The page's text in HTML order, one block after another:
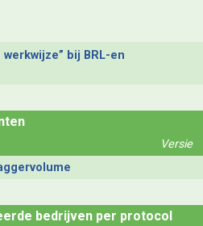
bij BRL-en
Versie
bedrijven per protocol